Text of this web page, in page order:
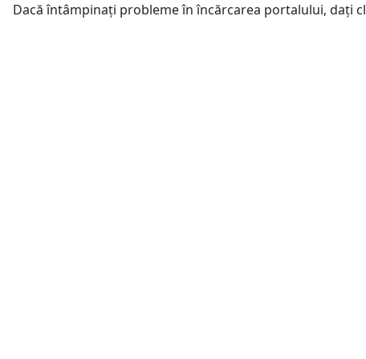
Dacă întâmpinați probleme în încărcarea portalului, dați